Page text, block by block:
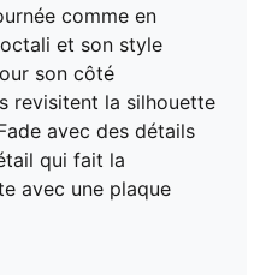
comme en
et son style
son côté
revisitent la silhouette
avec des détails
qui fait la
avec une plaque